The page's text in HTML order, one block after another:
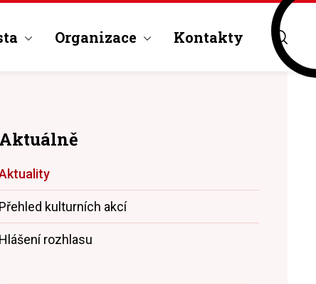
Organizace Kontakty
Aktuálně
Přehled kulturních akcí
Hlášení rozhlasu